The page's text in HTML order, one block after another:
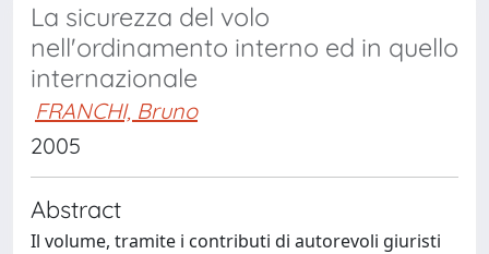
La sicurezza del volo
nell'ordinamento interno ed in quello
internazionale
FRANCHI, Bruno
2005
Abstract
Il volume, tramite i contributi di autorevoli giuristi